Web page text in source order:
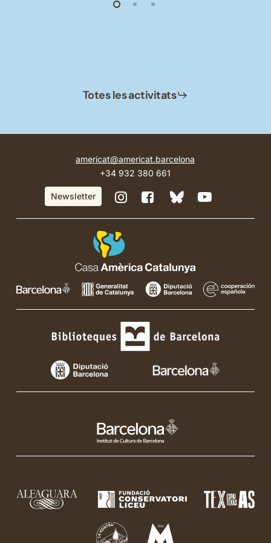
Totes les activitats
americat@americat.barcelona
+34 932 380 661
Newsletter
Instagram
de
Amèrica
Catalunya
Facebook
de
Amèrica
BlueSky
de
Amèrica
YouTube
de
Amèrica